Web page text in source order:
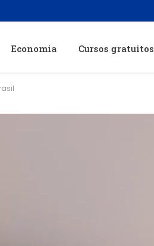
Economia Cursos gratuitos